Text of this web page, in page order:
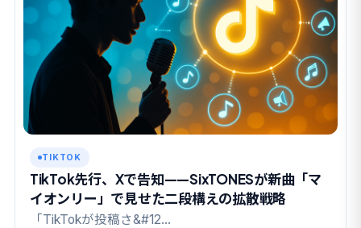
TIKTOK
TikTok先行、Xで告知——SixTONESが新曲「マ
イオンリー」で見せた二段構えの拡散戦略
「TikTokが投稿さ&#12…